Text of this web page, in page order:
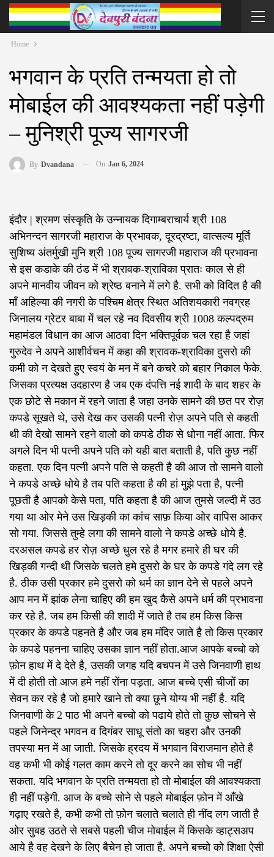
Home
भगवान के प्रति तन्मयता हो तो
मोबाईल की आवश्यकता नहीं पड़ेगी
– मुनिश्री पूज्य सागरजी
By Dvandana On Jan 6, 2024
इंदौर | श्रमण संस्कृति के उन्नायक दिगाम्बराचार्य श्री 108
अभिनन्दन सागरजी महाराज के प्रभावक, दूरद्रष्टा, वात्सल्य मूर्ति
सुशिष्य अंतर्मुखी मुनि श्री 108 पूज्य सागरजी महाराज की प्रभावना
से इस कडाके की ठंड में भी श्रावक-श्राविका प्रातः काल से ही
अपने मानवीय जीवन को श्रेष्ठ बनाने में लगे है. सभी को विदित है की
माँ अहिल्या की नगरी के पश्चिम क्षेत्र स्थित अतिशयकारी नवग्रह
जिनालय ग्रेटर बाबा में चल रहे नव दिवसीय श्री 1008 कल्पद्रुम
महामंडल विधान का आज आठवा दिन भक्तिपूर्वक चल रहा है जहां
गुरुदेव ने अपने आशीर्वचन में कहा की श्रावक-श्राविका दुसरो की
कमी को न देखते हुए स्वयं के मन में बने कचरे को बहार निकाल फेके.
जिसका प्रत्यक्ष उदहारण है जब एक दंपत्ति नई शादी के बाद शहर के
एक छोटे से मकान में रहने जाता है जहा उनके सामने की छत पर रोज़
कपडे सूखते थे, उसे देख कर उसकी पत्नी रोज़ अपने पति से कहती
थी की देखो सामने रहने वालो को कपडे ठीक से धोना नहीं आता. फिर
अगले दिन भी पत्नी अपने पति को यही बात बताती है, पति कुछ नहीं
कहता. एक दिन पत्नी अपने पति से कहती है की आज तो सामने वालो
ने कपडे अच्छे धोये है तब पति कहता है की हां मुझे पता है, पत्नी
पूछती है आपको केसे पता, पति कहता है की आज तुमसे जल्दी में उठ
गया था ओर मेने उस खिड़की का कांच साफ़ किया ओर वापिस आकर
सो गया. जिससे तुम्हे लगा की सामने वालो ने कपडे अच्छे धोये है.
दरअसल कपडे हर रोज़ अच्छे धुल रहे है मगर हमारे ही घर की
खिड़की गन्दी थी जिसके चलते हमे दुसरो के घर के कपडे गंदे लग रहे
है. ठीक उसी प्रकार हमे दुसरो को धर्म का ज्ञान देने से पहले अपने
आप मन में झांक लेना चाहिए की हम खुद कैसे अपने धर्म की प्रभावना
कर रहे है. जब हम किसी की शादी में जाते है तब हम किस किस
प्रकार के कपडे पहनते है और जब हम मंदिर जाते है तो किस प्रकार
के कपडे पहनना चाहिए उसका ज्ञान नहीं होता.आज आपके बच्चो को
फ़ोन हाथ में दे देते है, उसकी जगह यदि बचपन में उसे जिनवाणी हाथ
में दी होती तो आज हमे नहीं रोंना पड़ता. आज बच्चे एसी चीजों का
सेवन कर रहे है जो हमारे खाने तो क्या छूने योग्य भी नहीं है. यदि
जिनवाणी के 2 पाठ भी अपने बच्चो को पढाये होते तो कुछ सोचने से
पहले जिनेन्द्र भगवन व दिगंबर साधू संतो का चहरा और उनकी
तपस्या मन में आ जाती. जिसके ह्रदय में भगवान विराजमान होते है
वह कभी भी कोई गलत काम करने तो दूर करने का सोच भी नहीं
सकता. यदि भगवान के प्रति तन्मयता हो तो मोबाईल की आवश्यकता
ही नहीं पड़ेगी. आज के बच्चे सोने से पहले मोबाईल फ़ोन में आँखे
गढ़ाए रखते है, कभी कभी तो फ़ोन चलाते चलाते ही नींद लग जाती है
ओर सुबह उठते से सबसे पहली चीज मोबाईल में किसके व्हाट्सअप
आये है वह देखने के लिए बैचेन हो जाता है. अपने बच्चो को शिक्षा ऐसी